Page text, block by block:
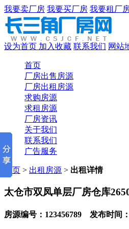
我要卖厂房 我要买厂房 我要租厂
设为首页 加入收藏 联系我们 网站
首页
厂房出售房源
厂房出租房源
求购房源
求租房源
厂房资讯
关于我们
联系我们
广告服务
首页 > 出租房源 > 出租详情
太仓市双凤单层厂房仓库
房源编号：123456789 发布时间